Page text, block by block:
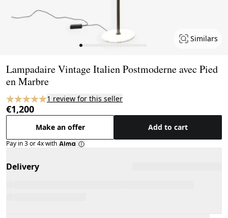
Similars
Lampadaire Vintage Italien Postmoderne avec Pied
en Marbre
1 review for this seller
€1,200
Make an offer Add to cart
Pay in 3 or 4x with
Delivery